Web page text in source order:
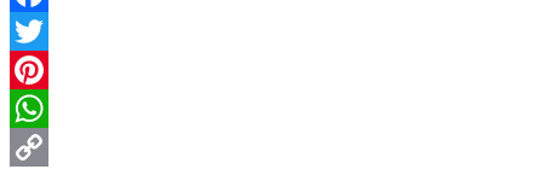
Facebook
Twitter
Pinterest
WhatsApp